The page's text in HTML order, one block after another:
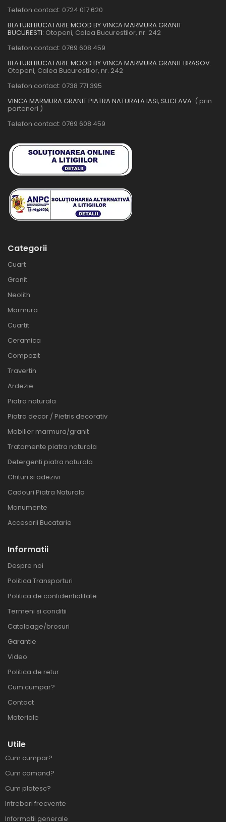
Telefon contact: 0724 017 620
BLATURI BUCATARIE MOOD BY VINCA MARMURA GRANIT
BUCURESTI: Otopeni, Calea Bucurestilor, nr. 242
Telefon contact: 0769 608 459
BLATURI BUCATARIE MOOD BY VINCA MARMURA GRANIT BRASOV:
Otopeni, Calea Bucurestilor, nr. 242
Telefon contact: 0738 771 395
VINCA MARMURA GRANIT PIATRA NATURALA IASI, SUCEAVA: ( prin
parteneri )
Telefon contact: 0769 608 459
Categorii
Cuart
Granit
Neolith
Marmura
Cuartit
Ceramica
Compozit
Travertin
Ardezie
Piatra naturala
Piatra decor / Pietris decorativ
Mobilier marmura/granit
Tratamente piatra naturala
Detergenti piatra naturala
Chituri si adezivi
Cadouri Piatra Naturala
Monumente
Accesorii Bucatarie
Informatii
Despre noi
Politica Transporturi
Politica de confidentialitate
Termeni si conditii
Cataloage/brosuri
Garantie
Video
Politica de retur
Cum cumpar?
Contact
Materiale
Utile
Cum cumpar?
Cum comand?
Cum platesc?
Intrebari frecvente
Informatii generale